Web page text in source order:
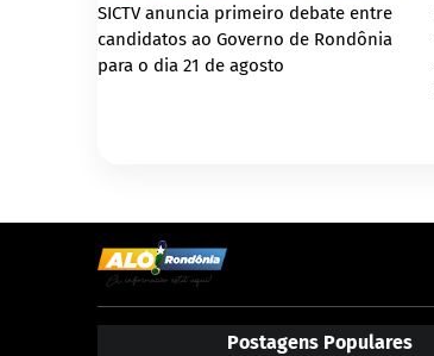
SICTV anuncia primeiro debate entre
candidatos ao Governo de Rondônia
para o dia 21 de agosto
Postagens Populares